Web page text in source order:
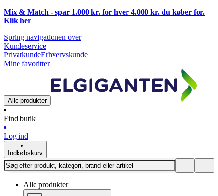
Mix & Match - spar 1.000 kr. for hver 4.000 kr. du køber for.
Klik her
Spring navigationen over
Kundeservice
PrivatkundeErhvervskunde
Mine favoritter
Alle produkter
Find butik
Log ind
Indkøbskurv
Alle produkter